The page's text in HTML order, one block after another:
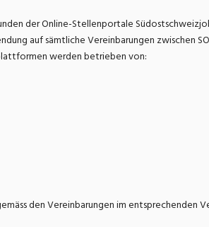
Industrie, Maschinenbau,
Anlagenbau, Produktion
der Online-Stellenportale
auf sämtliche Vereinbarungen zwischen
werden betrieben von:
den Vereinbarungen im entsprechenden